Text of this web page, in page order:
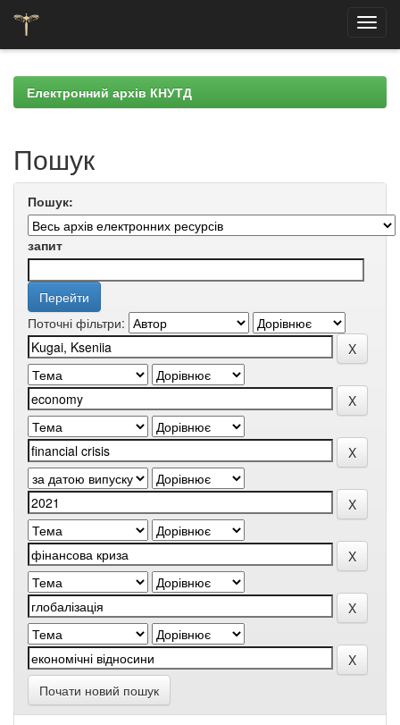
navigationЕлектронний архів КНУТД
Пошук
Пошук:
запит
Поточні фільтри:
Почати новий пошук